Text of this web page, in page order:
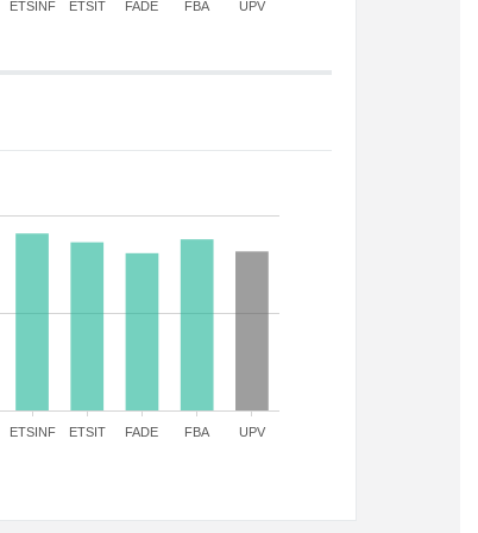
ETSINF ETSIT FADE FBA UPV
ETSINF ETSIT FADE FBA UPV